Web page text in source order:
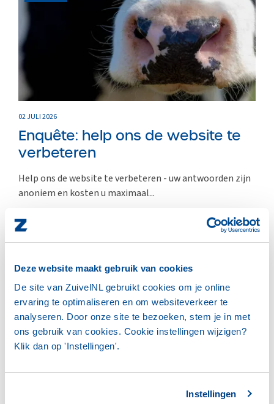
Deze website maakt gebruik van cookies
De site van ZuivelNL gebruikt cookies om je online
ervaring te optimaliseren en om websiteverkeer te
analyseren. Door onze site te bezoeken, stem je in met
ons gebruik van cookies. Cookie instellingen wijzigen?
Klik dan op 'Instellingen'.
Instellingen
02 JULI 2026
Enquête: help ons de website te
verbeteren
Help ons de website te verbeteren - uw antwoorden zijn
anoniem en kosten u maximaal...
ZUIVELNL